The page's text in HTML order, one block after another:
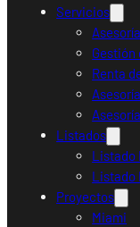
Servicios
Gestión
Renta
Listados
Listado
Listado
Proyectos
Miami